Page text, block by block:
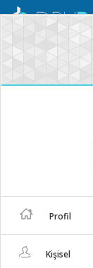
Profil
Kişisel